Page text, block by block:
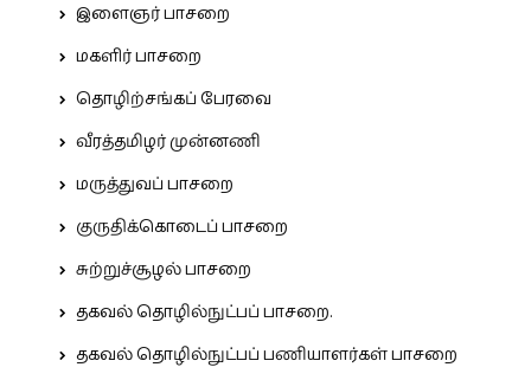
இளைஞர் பாசறை
மகளிர் பாசறை
தொழிற்சங்கப் பேரவை
வீரத்தமிழர் முன்னணி
மருத்துவப் பாசறை
குருதிக்கொடைப் பாசறை
சுற்றுச்சூழல் பாசறை
தகவல் தொழில்நுட்பப் பாசறை.
தகவல் தொழில்நுட்பப் பணியாளர்கள் பாசறை